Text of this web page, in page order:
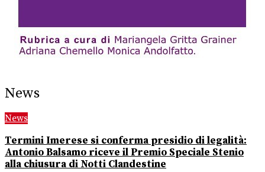
News
News
Termini Imerese si conferma presidio di legalità:
Antonio Balsamo riceve il Premio Speciale Stenio
alla chiusura di Notti Clandestine